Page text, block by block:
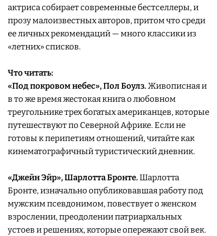
актриса собирает современные бестселлеры, и
прозу малоизвестных авторов, притом что среди
ее личных рекомендаций — много классики из
«летних» списков.
Что читать:
«Под покровом небес», Пол Боулз.Живописная и
в то же время жестокая книга о любовном
треугольнике трех богатых американцев, которые
путешествуют по Северной Африке. Если не
готовы к перипетиям отношений, читайте как
кинематографичный туристический дневник.
«Джейн Эйр», Шарлотта Бронте.Шарлотта
Бронте, изначально опубликовавшая работу под
мужским псевдонимом, повествует о женском
взрослении, преодолении патриархальных
устоев и решениях, которые опережают свой век.